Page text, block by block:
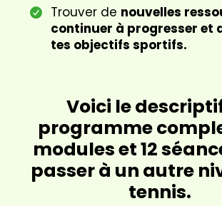
Trouver de nouvelles
continuer à progresser et
tes objectifs sportifs.
Voici le
programme
modules et 12
passer à un autre
tennis.